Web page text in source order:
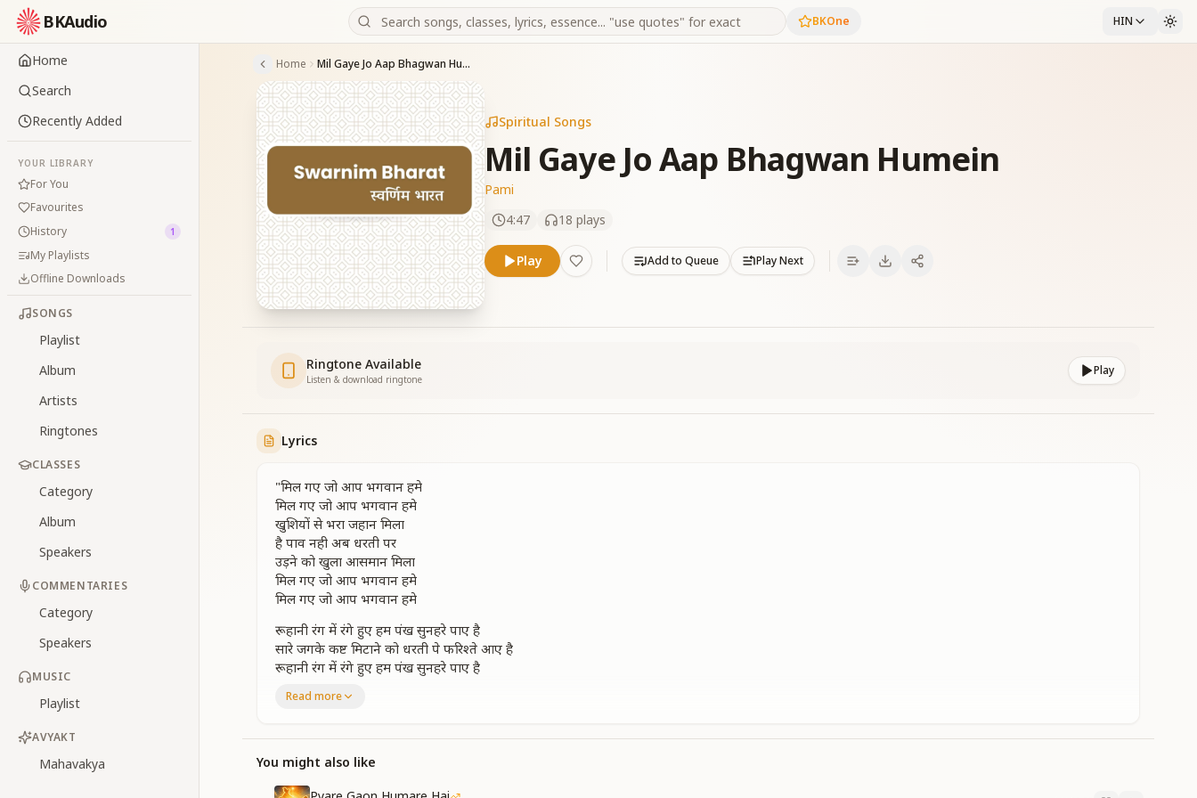
BKAudio BKOne HIN
Home
Search
Recently Added
YOUR LIBRARY
For You
Favourites
History
1
My Playlists
Offline Downloads
SONGS
Playlist
Album
Artists
Ringtones
CLASSES
Category
Album
Speakers
COMMENTARIES
Category
Speakers
MUSIC
Playlist
AVYAKT
Mahavakya
Home Mil Gaye Jo Aap Bhagwan Humein
Spiritual Songs
Mil Gaye Jo Aap Bhagwan Humein
Pami
4:47
18 plays
Play Add to Queue Play Next
Ringtone Available
Listen & download ringtone
Play
Lyrics
"मिल गए जो आप भगवान हमे
मिल गए जो आप भगवान हमे
खुशियों से भरा जहान मिला
है पाव नही अब धरती पर
उड़ने को खुला आसमान मिला
मिल गए जो आप भगवान हमे
मिल गए जो आप भगवान हमे
रूहानी रंग में रंगे हुए हम पंख सुनहरे पाए है
सारे जगके कष्ट मिटाने को धरती पे फरिश्ते आए है
रूहानी रंग में रंगे हुए हम पंख सुनहरे पाए है
तारो के भी पार अपने वतन में
चलनेका पथ आसान मिला
है पाव नही अब धरती पर
Read more
You might also like